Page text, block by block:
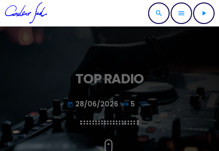
search menu play_arrow
TOP RADIO
today 28/06/2026 5